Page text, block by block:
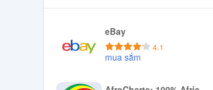
eBay
4.1
mua sắm
Tải xuống APK